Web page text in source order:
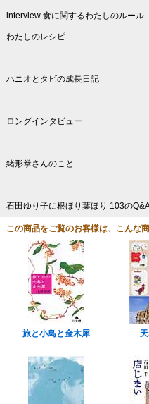
interview 食に関するわたしのルール
わたしのレシピ
ハニオとタビの成長日記
ロングインタビュー
緒形拳さんのこと
石田ゆり子に根ほり葉ほり 103の
この商品をご覧のお客様は、こんな
旅と小鳥と金木犀